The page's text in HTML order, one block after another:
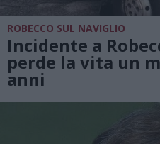
ROBECCO SUL NAVIGLIO
Incidente a
perde la vita un
anni